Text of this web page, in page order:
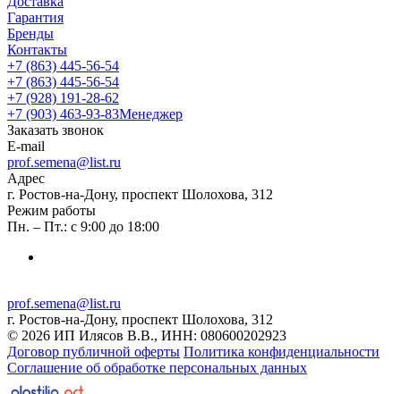
Гарантия
Бренды
Контакты
+7 (863) 445-56-54
+7 (863) 445-56-54
+7 (928) 191-28-62
+7 (903) 463-93-83Менеджер
Заказать звонок
E-mail
prof.semena@list.ru
Адрес
г. Ростов-на-Дону, проспект Шолохова, 312
Режим работы
Пн. – Пт.: с 9:00 до 18:00
prof.semena@list.ru
г. Ростов-на-Дону, проспект Шолохова, 312
© 2026 ИП Илясов В.В., ИНН: 080600202923
Договор публичной оферты Политика конфиденциальности
Соглашение об обработке персональных данных